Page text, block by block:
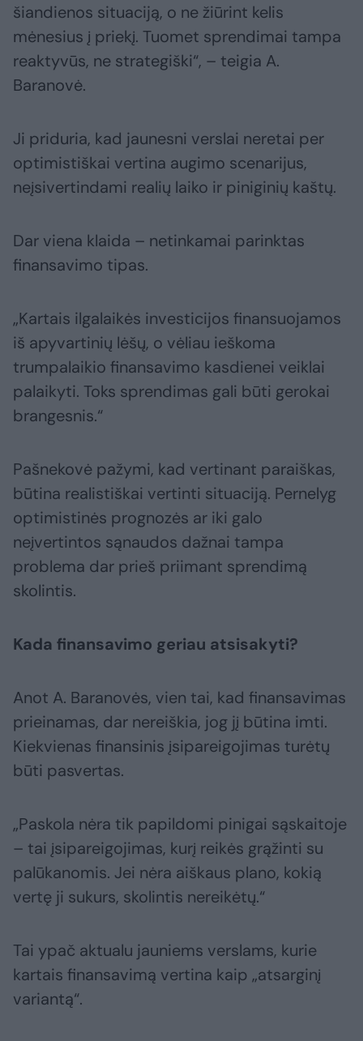
šiandienos situaciją, o ne žiūrint kelis
mėnesius į priekį. Tuomet sprendimai tampa
reaktyvūs, ne strategiški“, – teigia A.
Baranovė.
Ji priduria, kad jaunesni verslai neretai per
optimistiškai vertina augimo scenarijus,
neįsivertindami realių laiko ir piniginių kaštų.
Dar viena klaida – netinkamai parinktas
finansavimo tipas.
„Kartais ilgalaikės investicijos finansuojamos
iš apyvartinių lėšų, o vėliau ieškoma
trumpalaikio finansavimo kasdienei veiklai
palaikyti. Toks sprendimas gali būti gerokai
brangesnis.“
Pašnekovė pažymi, kad vertinant paraiškas,
būtina realistiškai vertinti situaciją. Pernelyg
optimistinės prognozės ar iki galo
neįvertintos sąnaudos dažnai tampa
problema dar prieš priimant sprendimą
skolintis.
Kada finansavimo geriau atsisakyti?
Anot A. Baranovės, vien tai, kad finansavimas
prieinamas, dar nereiškia, jog jį būtina imti.
Kiekvienas finansinis įsipareigojimas turėtų
būti pasvertas.
„Paskola nėra tik papildomi pinigai sąskaitoje
– tai įsipareigojimas, kurį reikės grąžinti su
palūkanomis. Jei nėra aiškaus plano, kokią
vertę ji sukurs, skolintis nereikėtų.“
Tai ypač aktualu jauniems verslams, kurie
kartais finansavimą vertina kaip „atsarginį
variantą“.